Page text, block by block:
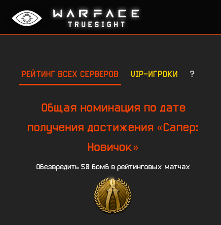
РЕЙТИНГ ВСЕХ СЕРВЕРОВ VIP-ИГРОКИ ?
Общая номинация по дате
получения достижения «Сапер:
Новичок»
Обезвредить 50 бомб в рейтинговых матчах